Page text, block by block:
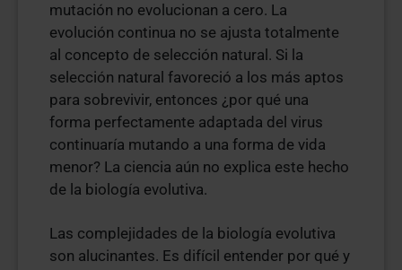
mutación no evolucionan a cero. La
evolución continua no se ajusta totalmente
al concepto de selección natural. Si la
selección natural favoreció a los más aptos
para sobrevivir, entonces ¿por qué una
forma perfectamente adaptada del virus
continuaría mutando a una forma de vida
menor? La ciencia aún no explica este hecho
de la biología evolutiva.
Las complejidades de la biología evolutiva
son alucinantes. Es difícil entender por qué y